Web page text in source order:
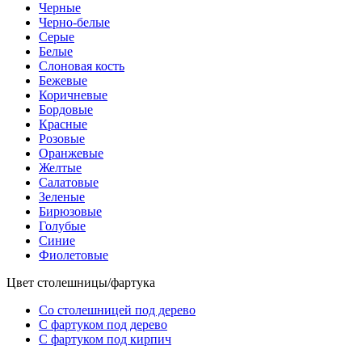
Черные
Черно-белые
Серые
Белые
Слоновая кость
Бежевые
Коричневые
Бордовые
Красные
Розовые
Оранжевые
Желтые
Салатовые
Зеленые
Бирюзовые
Голубые
Синие
Фиолетовые
Цвет столешницы/фартука
Со столешницей под дерево
С фартуком под дерево
С фартуком под кирпич